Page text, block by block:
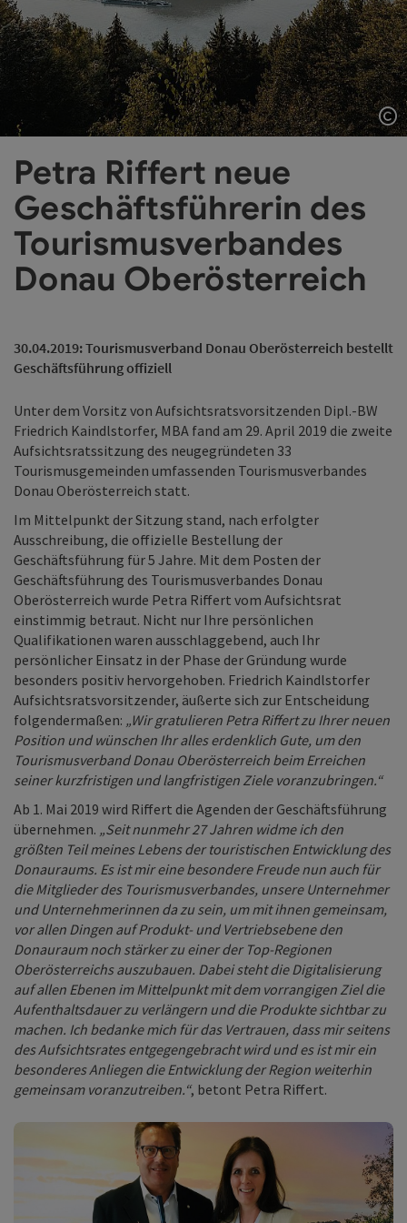
Petra Riffert neue
Geschäftsführerin des
Tourismusverbandes
Donau Oberösterreich
30.04.2019: Tourismusverband Donau Oberösterreich bestellt
Geschäftsführung offiziell
Unter dem Vorsitz von Aufsichtsratsvorsitzenden Dipl.-BW
Friedrich Kaindlstorfer, MBA fand am 29. April 2019 die zweite
Aufsichtsratssitzung des neugegründeten 33
Tourismusgemeinden umfassenden Tourismusverbandes
Donau Oberösterreich statt.
Im Mittelpunkt der Sitzung stand, nach erfolgter
Ausschreibung, die offizielle Bestellung der
Geschäftsführung für 5 Jahre. Mit dem Posten der
Geschäftsführung des Tourismusverbandes Donau
Oberösterreich wurde Petra Riffert vom Aufsichtsrat
einstimmig betraut. Nicht nur Ihre persönlichen
Qualifikationen waren ausschlaggebend, auch Ihr
persönlicher Einsatz in der Phase der Gründung wurde
besonders positiv hervorgehoben. Friedrich Kaindlstorfer
Aufsichtsratsvorsitzender, äußerte sich zur Entscheidung
folgendermaßen: „Wir gratulieren Petra Riffert zu Ihrer neuen
Position und wünschen Ihr alles erdenklich Gute, um den
Tourismusverband Donau Oberösterreich beim Erreichen
seiner kurzfristigen und langfristigen Ziele voranzubringen.“
Ab 1. Mai 2019 wird Riffert die Agenden der Geschäftsführung
übernehmen. „Seit nunmehr 27 Jahren widme ich den
größten Teil meines Lebens der touristischen Entwicklung des
Donauraums. Es ist mir eine besondere Freude nun auch für
die Mitglieder des Tourismusverbandes, unsere Unternehmer
und Unternehmerinnen da zu sein, um mit ihnen gemeinsam,
vor allen Dingen auf Produkt- und Vertriebsebene den
Donauraum noch stärker zu einer der Top-Regionen
Oberösterreichs auszubauen. Dabei steht die Digitalisierung
auf allen Ebenen im Mittelpunkt mit dem vorrangigen Ziel die
Aufenthaltsdauer zu verlängern und die Produkte sichtbar zu
machen. Ich bedanke mich für das Vertrauen, dass mir seitens
des Aufsichtsrates entgegengebracht wird und es ist mir ein
besonderes Anliegen die Entwicklung der Region weiterhin
gemeinsam voranzutreiben.“, betont Petra Riffert.